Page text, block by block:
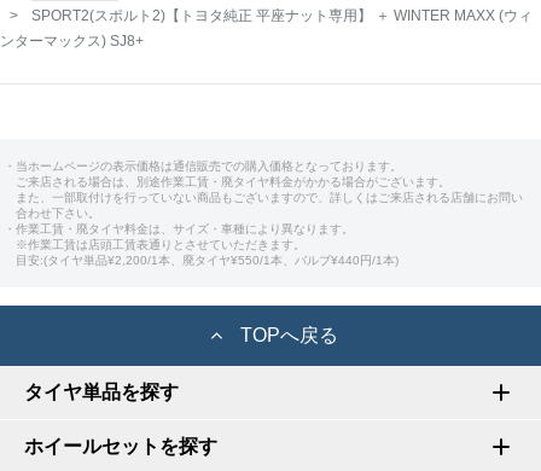
SPORT2(スポルト2)【トヨタ純正 平座ナット専用】 ＋ WINTER MAXX (ウィ
ンターマックス) SJ8+
・当ホームページの表示価格は通信販売での購入価格となっております。
ご来店される場合は、別途作業工賃・廃タイヤ料金がかかる場合がございます。
また、一部取付けを行っていない商品もございますので、詳しくはご来店される店舗にお問い
合わせ下さい。
・作業工賃・廃タイヤ料金は、サイズ・車種により異なります。
※作業工賃は店頭工賃表通りとさせていただきます。
目安:(タイヤ単品¥2,200/1本、廃タイヤ¥550/1本、バルブ¥440円/1本)
TOPへ戻る
タイヤ単品を探す
ホイールセットを探す